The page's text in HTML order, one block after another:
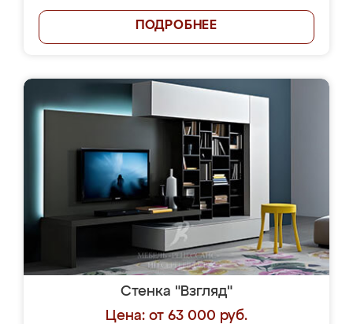
ПОДРОБНЕЕ
Стенка "Взгляд"
Цена: от 63 000 руб.